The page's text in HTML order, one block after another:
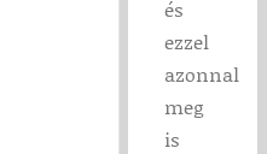
és
ezzel
azonnal
meg
is